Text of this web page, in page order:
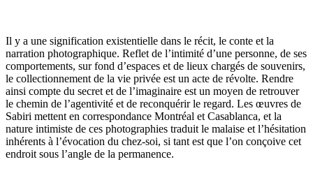
Il y a une signification existentielle dans le récit, le conte et la
narration photographique. Reflet de l’intimité d’une personne, de ses
comportements, sur fond d’espaces et de lieux chargés de souvenirs,
le collectionnement de la vie privée est un acte de révolte. Rendre
ainsi compte du secret et de l’imaginaire est un moyen de retrouver
le chemin de l’agentivité et de reconquérir le regard. Les œuvres de
Sabiri mettent en correspondance Montréal et Casablanca, et la
nature intimiste de ces photographies traduit le malaise et l’hésitation
inhérents à l’évocation du chez-soi, si tant est que l’on conçoive cet
endroit sous l’angle de la permanence.